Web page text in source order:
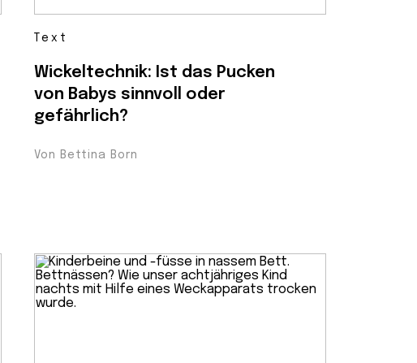
Text
Wickeltechnik: Ist das Pucken
von Babys sinnvoll oder
gefährlich?
Von Bettina Born